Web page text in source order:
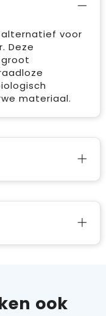
alternatief voor
Deze
materiaal.
ook